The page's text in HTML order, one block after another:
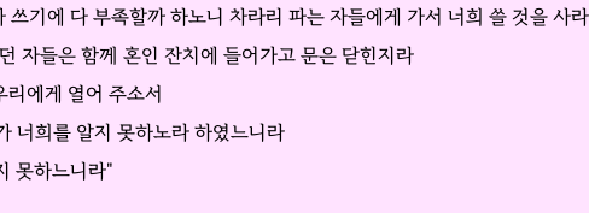
기에 다 부족할까 하노니 차라리 파는 자들에게 가서 너희 쓸 것을 사
자들은 함께 혼인 잔치에 들어가고 문은 닫힌지라
에게 열어 주소서
너희를 알지 못하노라 하였느니라
못하느니라"